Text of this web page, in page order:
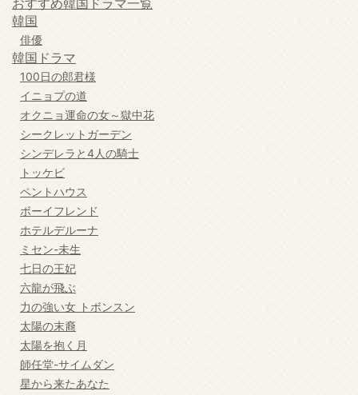
韓国
俳優
韓国ドラマ
100日の郎君様
イニョプの道
オクニョ運命の女～獄中花
シークレットガーデン
シンデレラと4人の騎士
トッケビ
ペントハウス
ボーイフレンド
ホテルデルーナ
ミセン-未生
七日の王妃
六龍が飛ぶ
力の強い女 トボンスン
太陽の末裔
太陽を抱く月
師任堂-サイムダン
星から来たあなた